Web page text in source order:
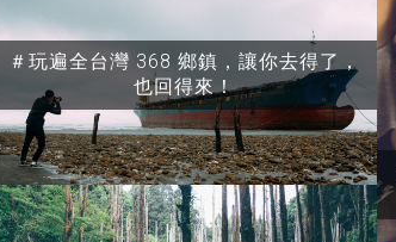
＃玩遍全台灣 368 鄉鎮，讓你去得了，
也回得來！